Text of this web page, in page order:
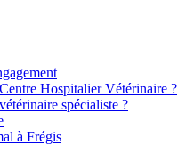
Hospitalier Vétérinaire ?
spécialiste ?
à Frégis